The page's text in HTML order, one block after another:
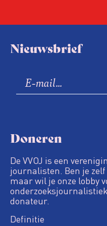
Nieuwsbrief
Doneren
De VVOJ is een
journalisten. Ben je
maar wil je onze lobby
donateur.
Definitie